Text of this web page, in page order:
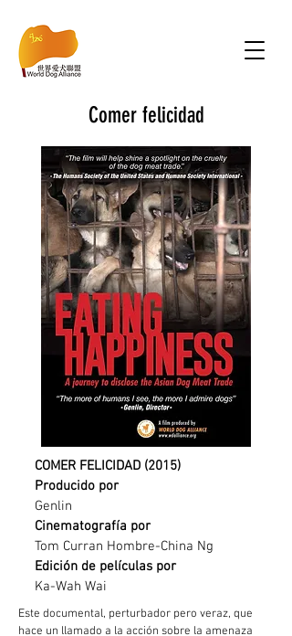
Comer felicidad
COMER FELICIDAD (2015)
Producido por
Genlin
Cinematografía por
Tom Curran Hombre-China Ng
Edición de películas por
Ka-Wah Wai
Este documental, perturbador pero veraz, que
hace un llamado a la acción sobre la amenaza